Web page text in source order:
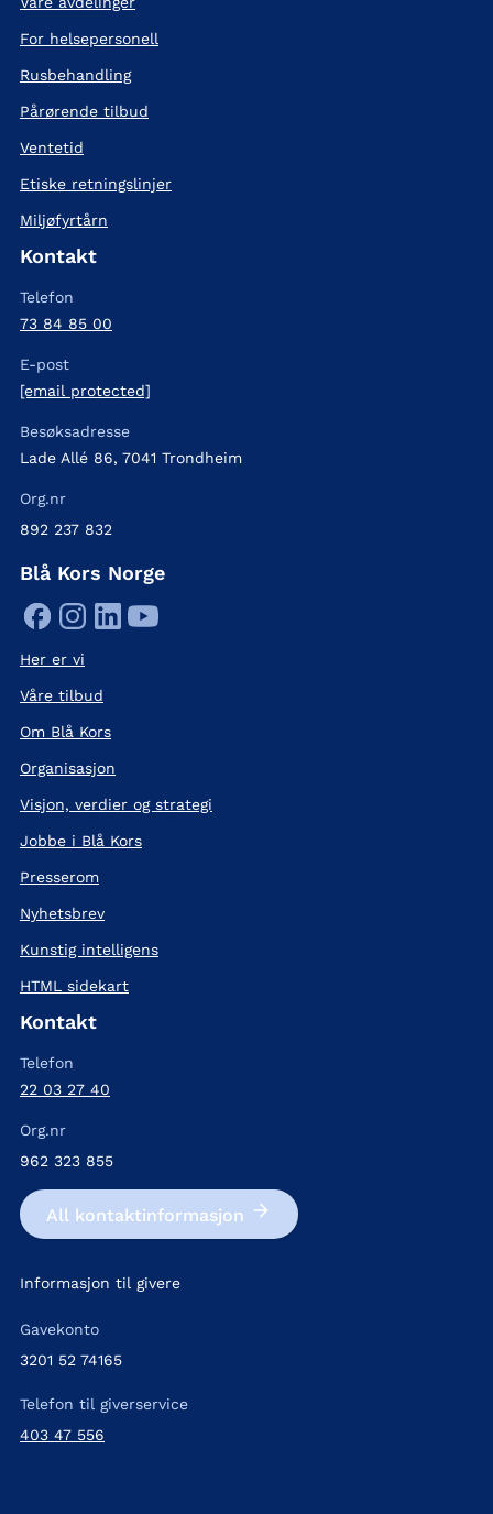
For helsepersonell
Rusbehandling
Pårørende tilbud
Ventetid
Etiske retningslinjer
Miljøfyrtårn
Kontakt
Telefon
73 84 85 00
E-post
[email protected]
Besøksadresse
Lade Allé 86, 7041 Trondheim
Org.nr
892 237 832
Blå Kors Norge
Her er vi
Våre tilbud
Om Blå Kors
Organisasjon
Visjon, verdier og strategi
Jobbe i Blå Kors
Presserom
Nyhetsbrev
Kunstig intelligens
HTML sidekart
Kontakt
Telefon
22 03 27 40
Org.nr
962 323 855
All kontakt­informasjon
Informasjon til givere
Gavekonto
3201 52 74165
Telefon til giverservice
403 47 556